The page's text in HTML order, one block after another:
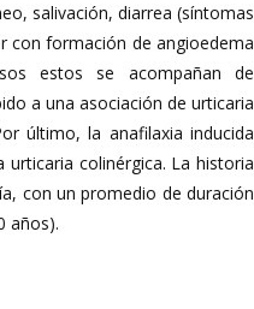
salivación, diarrea (síntomas
con formación de angioedema
estos se acompañan de
a una asociación de urticaria
último, la anafilaxia inducida
colinérgica. La historia
con un promedio de duración
años).